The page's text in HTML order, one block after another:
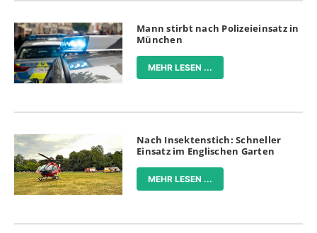
Mann stirbt nach Polizeieinsatz in
München
MEHR LESEN ...
Nach Insektenstich: Schneller
Einsatz im Englischen Garten
MEHR LESEN ...